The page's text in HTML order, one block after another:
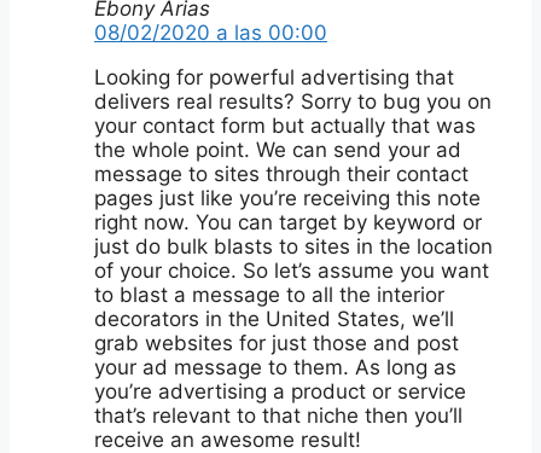
Ebony Arias
08/02/2020 a las 00:00
Looking for powerful advertising that
delivers real results? Sorry to bug you on
your contact form but actually that was
the whole point. We can send your ad
message to sites through their contact
pages just like you’re receiving this note
right now. You can target by keyword or
just do bulk blasts to sites in the location
of your choice. So let’s assume you want
to blast a message to all the interior
decorators in the United States, we’ll
grab websites for just those and post
your ad message to them. As long as
you’re advertising a product or service
that’s relevant to that niche then you’ll
receive an awesome result!